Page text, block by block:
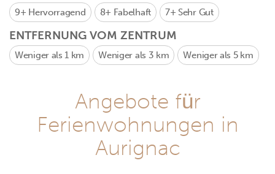
9+ Hervorragend 8+ Fabelhaft 7+ Sehr Gut
ENTFERNUNG VOM ZENTRUM
Weniger als 1 km Weniger als 3 km Weniger als 5 km
Angebote für
Ferienwohnungen in
Aurignac